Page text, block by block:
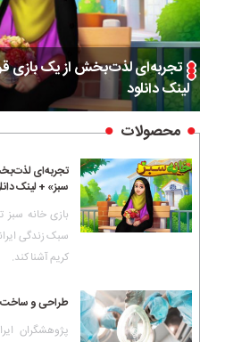
تجربه‌ای لذت‌بخش از یک بازی
لینک دانلود
محصولات
تجربه‌ای
سبز» + لینک
بازی خانه سبز
سبک زندگی
کریم آشنا کند.
طراحی و ساخت
پژوهشگران